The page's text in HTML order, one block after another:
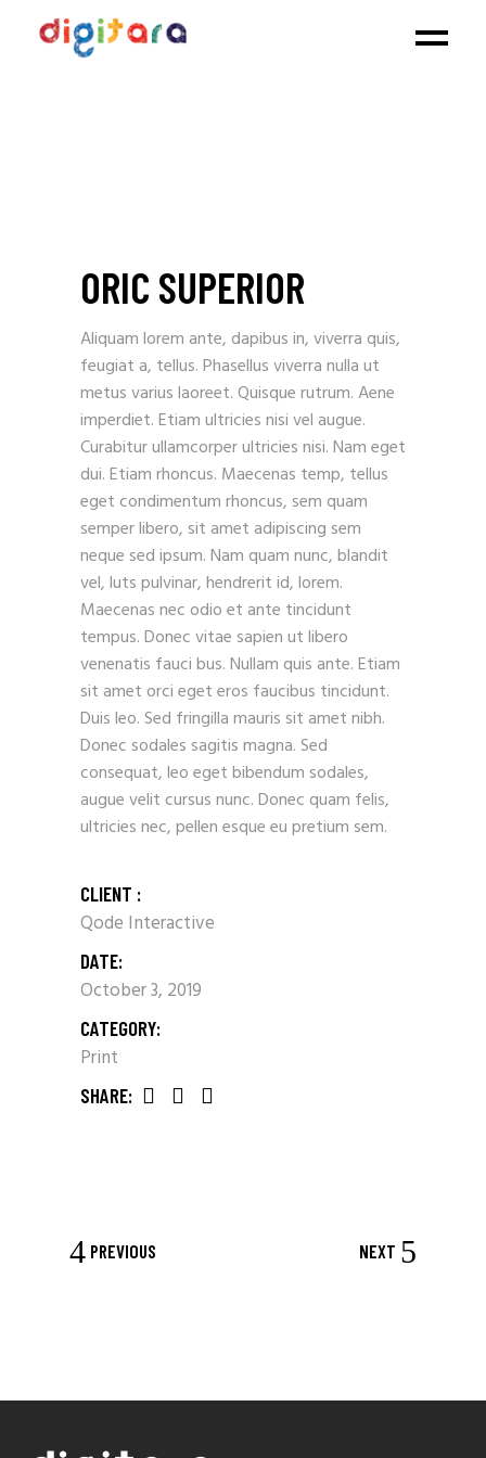
ORIC SUPERIOR
Aliquam lorem ante, dapibus in, viverra quis,
feugiat a, tellus. Phasellus viverra nulla ut
metus varius laoreet. Quisque rutrum. Aene
imperdiet. Etiam ultricies nisi vel augue.
Curabitur ullamcorper ultricies nisi. Nam eget
dui. Etiam rhoncus. Maecenas temp, tellus
eget condimentum rhoncus, sem quam
semper libero, sit amet adipiscing sem
neque sed ipsum. Nam quam nunc, blandit
vel, luts pulvinar, hendrerit id, lorem.
Maecenas nec odio et ante tincidunt
tempus. Donec vitae sapien ut libero
venenatis fauci bus. Nullam quis ante. Etiam
sit amet orci eget eros faucibus tincidunt.
Duis leo. Sed fringilla mauris sit amet nibh.
Donec sodales sagitis magna. Sed
consequat, leo eget bibendum sodales,
augue velit cursus nunc. Donec quam felis,
ultricies nec, pellen esque eu pretium sem.
CLIENT :
Qode Interactive
DATE:
October 3, 2019
CATEGORY:
Print
SHARE:
PREVIOUS NEXT